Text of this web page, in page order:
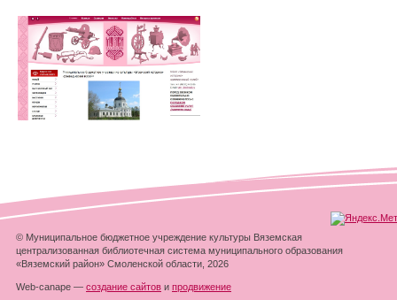
© Муниципальное бюджетное учреждение культуры Вяземская
централизованная библиотечная система муниципального образования
«Вяземский район» Смоленской области, 2026
Web-canape — создание сайтов и продвижение